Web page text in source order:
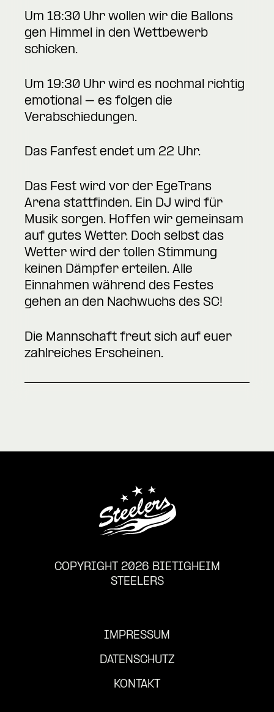
Um 18:30 Uhr wollen wir die Ballons
gen Himmel in den Wettbewerb
schicken.
Um 19:30 Uhr wird es nochmal richtig
emotional – es folgen die
Verabschiedungen.
Das Fanfest endet um 22 Uhr.
Das Fest wird vor der EgeTrans
Arena stattfinden. Ein DJ wird für
Musik sorgen. Hoffen wir gemeinsam
auf gutes Wetter. Doch selbst das
Wetter wird der tollen Stimmung
keinen Dämpfer erteilen. Alle
Einnahmen während des Festes
gehen an den Nachwuchs des SC!
Die Mannschaft freut sich auf euer
zahlreiches Erscheinen.
COPYRIGHT 2026 BIETIGHEIM
STEELERS
IMPRESSUM
DATENSCHUTZ
KONTAKT